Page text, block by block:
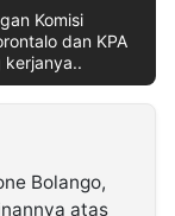
Komisi
dan KPA
kerjanya..
Bolango,
atas